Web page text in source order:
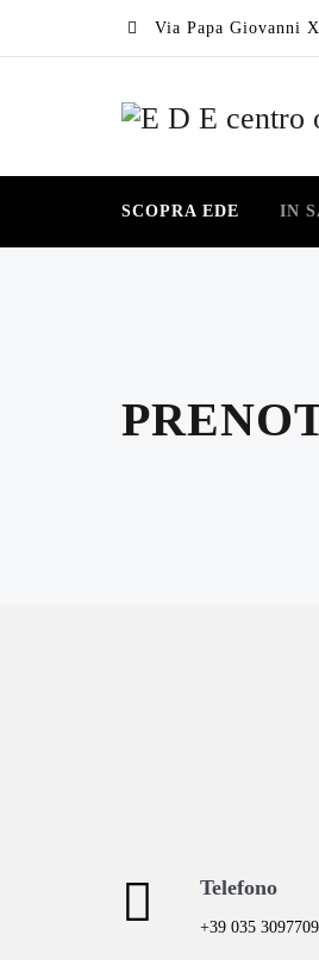
Via Papa Giovanni
SCOPRA EDE IN
Telefono
+39 035 3097709